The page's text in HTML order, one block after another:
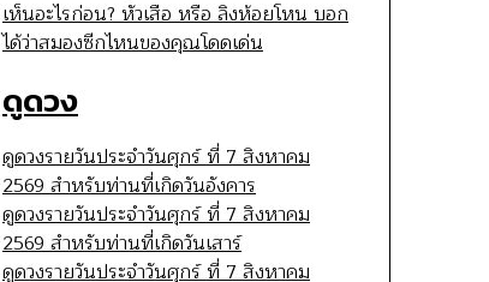
เห็นอะไรก่อน? หัวเสือ หรือ ลิงห้อยโหน บอก
ได้ว่าสมองซีกไหนของคุณโดดเด่น
ดูดวง
ดูดวงรายวันประจำวันศุกร์ ที่ 7 สิงหาคม
2569 สำหรับท่านที่เกิดวันอังคาร
ดูดวงรายวันประจำวันศุกร์ ที่ 7 สิงหาคม
2569 สำหรับท่านที่เกิดวันเสาร์
ดูดวงรายวันประจำวันศุกร์ ที่ 7 สิงหาคม